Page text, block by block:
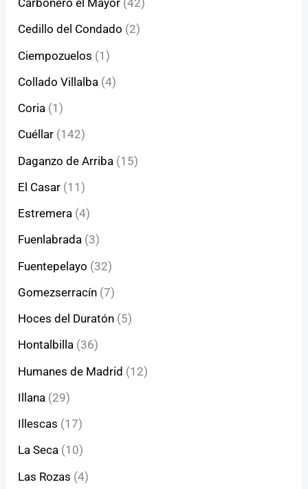
Carbonero el Mayor (42)
Cedillo del Condado (2)
Ciempozuelos (1)
Collado Villalba (4)
Coria (1)
Cuéllar (142)
Daganzo de Arriba (15)
El Casar (11)
Estremera (4)
Fuenlabrada (3)
Fuentepelayo (32)
Gomezserracín (7)
Hoces del Duratón (5)
Hontalbilla (36)
Humanes de Madrid (12)
Illana (29)
Illescas (17)
La Seca (10)
Las Rozas (4)